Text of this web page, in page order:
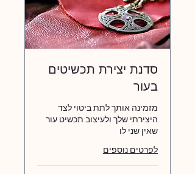
סדנת יצירת תכשיטים
בעור
מזמינה אותך לתת ביטוי לצד
היצירתי שלך ולעיצוב תכשיט עור
שאין שני לו
לפרטים נוספים